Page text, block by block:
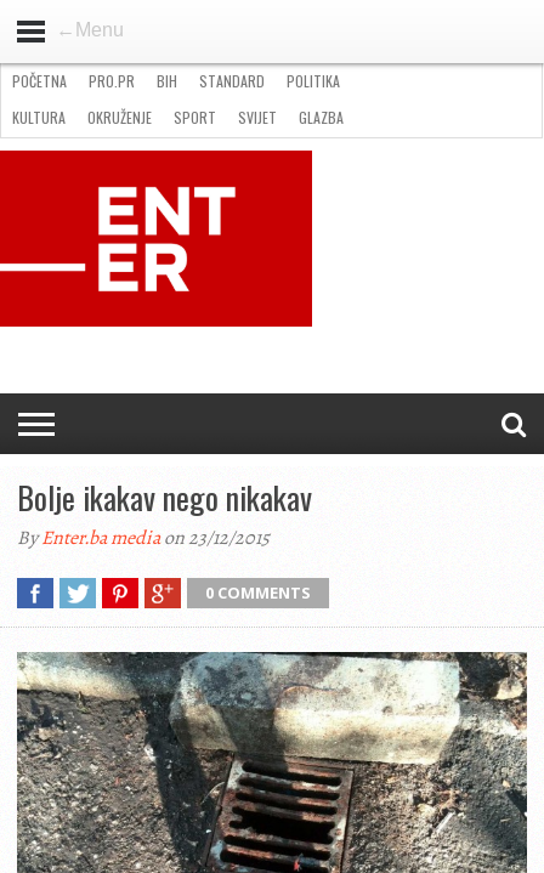
←Menu
STANDARD
GOSPODARSTVO
OKRUŽENJE
POČETNA PRO.PR BIH STANDARD
POLITIKA
KULTURA
OKRUŽENJE SPORT SVIJET
GLAZBA
NATJEČAJI
FILMING LOCATION IN BH KONTAKT
Bolje ikakav nego nikakav
ByEnter.ba mediaon 23/12/2015
0 COMMENTS